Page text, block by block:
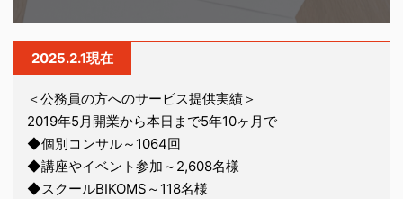
2025.2.1現在
＜公務員の方へのサービス提供実績＞
2019年5月開業から本日まで5年10ヶ月で
◆個別コンサル～1064回
◆講座やイベント参加～2,608名様
◆スクールBIKOMS～118名様